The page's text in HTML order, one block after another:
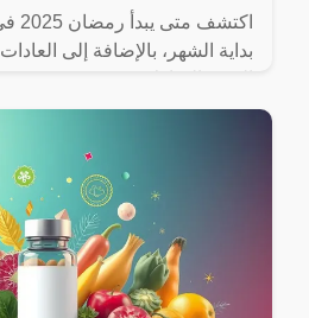
بداية الشهر، بالإضافة إلى العادات